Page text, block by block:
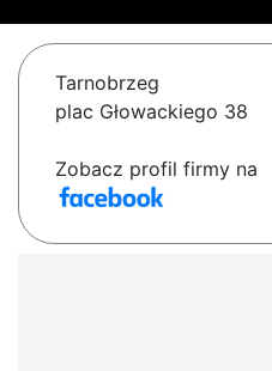
Tarnobrzeg
plac Głowackiego 38
Zobacz profil firmy na